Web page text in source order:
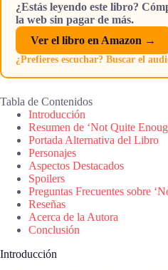
¿Estás leyendo este libro?
la web sin pagar de más.
Ver el libro en Amazon →
¿Prefieres escuchar? Buscar el
Tabla de Contenidos
Introducción
Resumen de ‘Not Quite
Portada Alternativa del Libro
Personajes
Aspectos Destacados
Spoilers
Preguntas Frecuentes sobre
Reseñas
Acerca de la Autora
Conclusión
Introducción